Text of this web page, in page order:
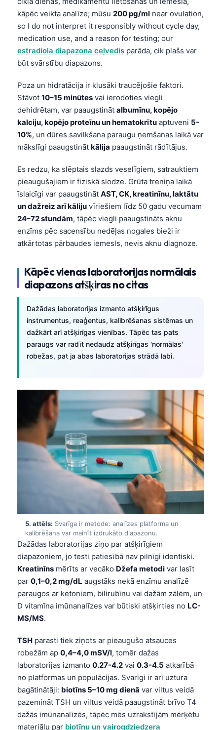
kāpēc veikta analīze; mūsu 200 pg/ml near ovulation,
so I do not interpret it responsibly without cycle day,
medication use, and a reason for testing; our
estradiola diapazona ceļvedis parāda, cik plašs var
būt svārstību diapazons.
Poza un hidratācija ir klusāki traucējošie faktori.
Stāvot 10–15 minūtes vai ierodoties viegli
dehidrētam, var paaugstināt albumīnu, kopējo
kalciju, kopējo proteīnu un hematokrītu aptuveni 5-
10%, un dūres savilkšana paraugu ņemšanas laikā var
mākslīgi paaugstināt kālija paaugstināt rādītājus.
Es redzu, ka slēptais slazds veselīgiem, satrauktiem
pieaugušajiem ir fiziskā slodze. Grūta treniņa laikā
īslaicīgi var paaugstināt AST, CK, kreatinīnu, laktātu
un dažreiz arī kāliju vīriešiem līdz 50 gadu vecumam
24–72 stundām, tāpēc viegli paaugstināts aknu
enzīms pēc sacensību nedēļas nogales bieži ir
atkārtotas pārbaudes iemesls, nevis aknu diagnoze.
Kāpēc vienas laboratorijas normālais
diapazons atšķiras no citas
Dažādas laboratorijas izmanto atšķirīgus
instrumentus, reaģentus, kalibrēšanas sistēmas un
dažkārt arī atšķirīgas vienības. Tāpēc tas pats
paraugs var radīt nedaudz atšķirīgas 'normālas'
robežas, pat ja abas laboratorijas strādā labi.
5. attēls: Svarīga ir metode: analīzes platforma un
kalibrēšana var mainīt izdrukāto diapazonu.
Dažādas laboratorijas ziņo par atšķirīgiem
diapazoniem, jo testi patiesībā nav pilnīgi identiski.
Kreatinīns mērīts ar vecāko Džefa metodi var lasīt
par 0,1–0,2 mg/dL augstāks nekā enzīmu analīzē
paraugos ar ketoniem, bilirubīnu vai dažām zālēm, un
D vitamīna imūnanalīzes var būtiski atšķirties no LC-
MS/MS.
TSH parasti tiek ziņots ar pieaugušo atsauces
robežām ap 0,4–4,0 mSV/l, tomēr dažas
laboratorijas izmanto 0.27-4.2 vai 0.3-4.5 atkarībā
no platformas un populācijas. Svarīgi ir arī uztura
bagātinātāji: biotīns 5–10 mg dienā var viltus veidā
pazemināt TSH un viltus veidā paaugstināt brīvo T4
dažās imūnanalīzēs, tāpēc mēs uzrakstījām mērķētu
materiālu par biotīnu un vairogdziedzera